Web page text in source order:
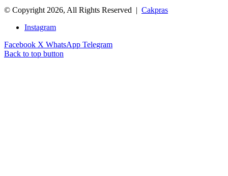
© Copyright 2026, All Rights Reserved | Cakpras
Instagram
Facebook X WhatsApp Telegram
Back to top button